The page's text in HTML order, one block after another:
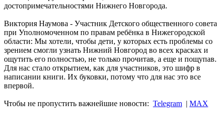
достопримечательностями Нижнего Новгорода.
Виктория Наумова - Участник Детского общественного совета
при Уполномоченном по правам ребёнка в Нижегородской
области: Мы хотели, чтобы дети, у которых есть проблемы со
зрением смогли узнать Нижний Новгород во всех красках и
ощутить его полностью, не только прочитав, а еще и пощупав.
Для нас стало открытием, как для участников, это шифр в
написании книги. Их буковки, потому что для нас это все
впервой.
Чтобы не пропустить важнейшие новости: Telegram | MAX